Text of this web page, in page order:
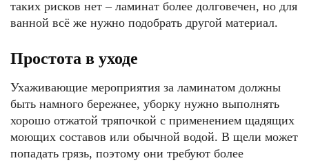
таких рисков нет – ламинат более долговечен, но для
ванной всё же нужно подобрать другой материал.
Простота в уходе
Ухаживающие мероприятия за ламинатом должны
быть намного бережнее, уборку нужно выполнять
хорошо отжатой тряпочкой с применением щадящих
моющих составов или обычной водой. В щели может
попадать грязь, поэтому они требуют более